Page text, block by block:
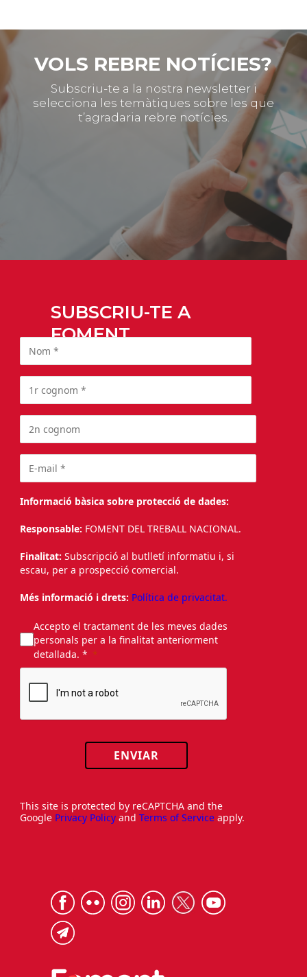
VOLS REBRE NOTÍCIES?
Subscriu-te a la nostra newsletter i
selecciona les temàtiques sobre les que
t’agradaria rebre notícies.
SUBSCRIU-TE A
FOMENT
Informació bàsica sobre protecció de dades:
Responsable: FOMENT DEL TREBALL NACIONAL.
Finalitat: Subscripció al butlletí informatiu i, si
escau, per a prospecció comercial.
Més informació i drets: Política de privacitat.
Accepto el tractament de les meves dades
personals per a la finalitat anteriorment
detallada. *
ENVIAR
This site is protected by reCAPTCHA and the
Google Privacy Policy and Terms of Service apply.